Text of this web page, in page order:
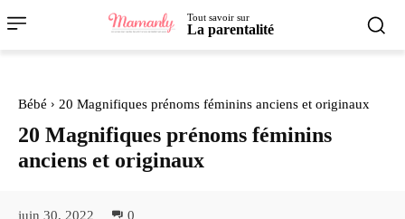
Tout savoir sur
La parentalité
Bébé 20 Magnifiques prénoms féminins anciens et originaux
20 Magnifiques prénoms féminins
anciens et originaux
juin 30, 2022 0